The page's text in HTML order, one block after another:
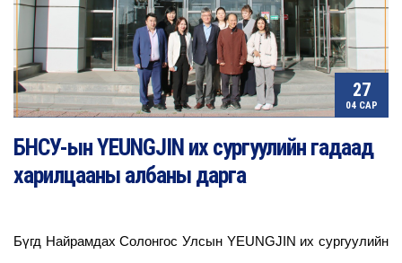
27
04 САР
БНСУ-ын YEUNGJIN их сургуулийн гадаад
харилцааны албаны дарга
Бүгд Найрамдах Солонгос Улсын YEUNGJIN их сургуулийн